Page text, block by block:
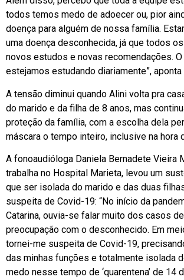
todos temos medo de adoecer ou, pior
doença para alguém de nossa família.
uma doença desconhecida, já que todos
novos estudos e novas recomendações.
estejamos estudando diariamente”, aponta
A tensão diminui quando Alini volta pra
do marido e da filha de 8 anos, mas
proteção da família, com a escolha dela
máscara o tempo inteiro, inclusive na hora
A fonoaudióloga Daniela Bernadete Vieira
trabalha no Hospital Marieta, levou um
que ser isolada do marido e das duas
suspeita de Covid-19: “No início da
Catarina, ouvia-se falar muito dos casos
preocupação com o desconhecido. Em
tornei-me suspeita de Covid-19,
das minhas funções e totalmente isolada
medo nesse tempo de ‘quarentena’ de 14